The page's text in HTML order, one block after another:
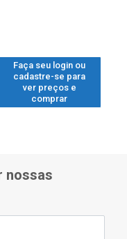
Faça seu login ou
cadastre-se para
ver preços e
comprar
nossas